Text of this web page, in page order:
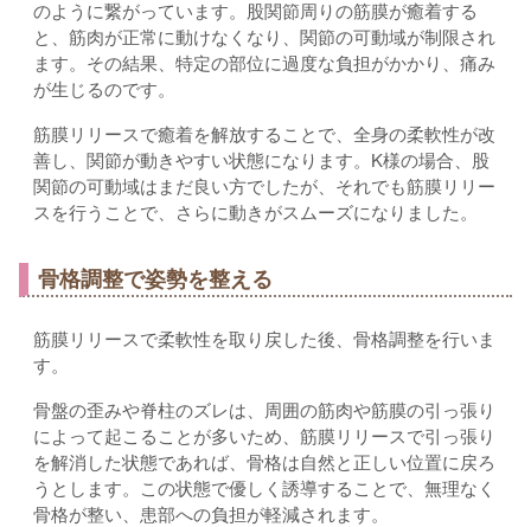
のように繋がっています。股関節周りの筋膜が癒着する
と、筋肉が正常に動けなくなり、関節の可動域が制限され
ます。その結果、特定の部位に過度な負担がかかり、痛み
が生じるのです。
筋膜リリースで癒着を解放することで、全身の柔軟性が改
善し、関節が動きやすい状態になります。K様の場合、股
関節の可動域はまだ良い方でしたが、それでも筋膜リリー
スを行うことで、さらに動きがスムーズになりました。
骨格調整で姿勢を整える
筋膜リリースで柔軟性を取り戻した後、骨格調整を行いま
す。
骨盤の歪みや脊柱のズレは、周囲の筋肉や筋膜の引っ張り
によって起こることが多いため、筋膜リリースで引っ張り
を解消した状態であれば、骨格は自然と正しい位置に戻ろ
うとします。この状態で優しく誘導することで、無理なく
骨格が整い、患部への負担が軽減されます。